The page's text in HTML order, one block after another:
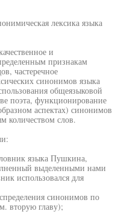
лексика языка
и
признакам
частеречное
синонимов языка
общеязыковой
поэта, функционирование
аспектах) синонимов
количеством слов.
языка Пушкина,
выделенными нами
использовался для
синонимов по
вторую главу);